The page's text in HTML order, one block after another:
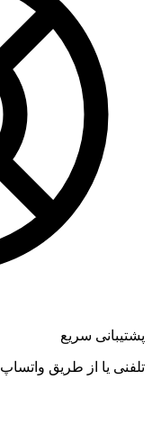
پشتیبانی سریع
تلفنی یا از طریق واتساپ